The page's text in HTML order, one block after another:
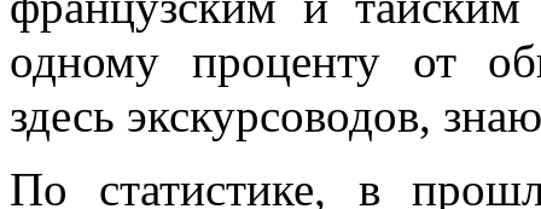
одному проценту от
здесь экскурсоводов,
По статистике, в